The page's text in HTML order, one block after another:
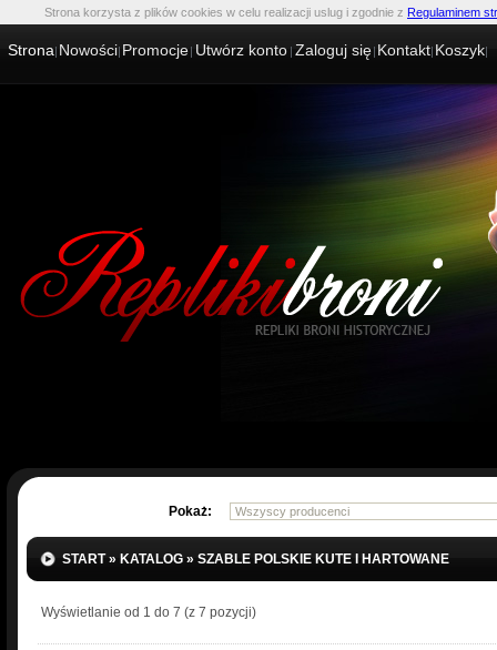
Strona korzysta z plików cookies w celu realizacji uslug i zgodnie z Regulaminem
Strona Nowości Promocje Utwórz konto Zaloguj się Kontakt Koszyk
Pokaż:
START» KATALOG » SZABLE POLSKIE KUTE I HARTOWANE
Wyświetlanie od 1 do 7 (z 7 pozycji)